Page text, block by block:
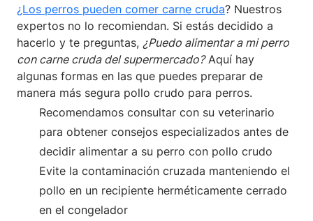
¿Los perros pueden comer carne cruda? Nuestros
expertos no lo recomiendan. Si estás decidido a
hacerlo y te preguntas, ¿Puedo alimentar a mi perro
con carne cruda del supermercado?Aquí hay
algunas formas en las que puedes preparar de
manera más segura pollo crudo para perros.
Recomendamos consultar con su veterinario
para obtener consejos especializados antes de
decidir alimentar a su perro con pollo crudo
Evite la contaminación cruzada manteniendo el
pollo en un recipiente herméticamente cerrado
en el congelador